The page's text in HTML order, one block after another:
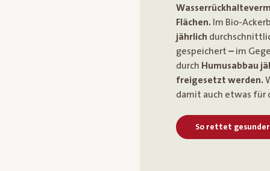
Flächen. Im Bio-
jährlich
gespeichert – im
durch Humusabbau
freigesetzt werden.
damit auch etwas für
So rettet gesunder